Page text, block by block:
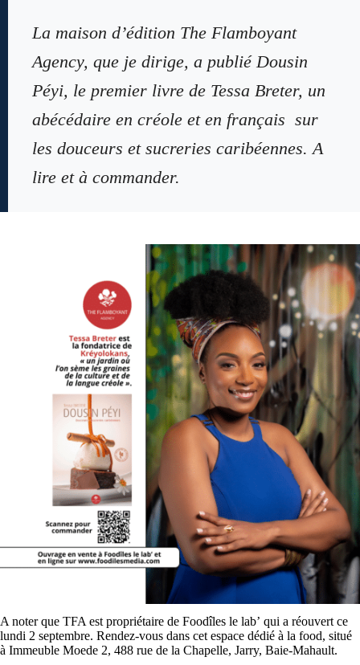
La maison d’édition The Flamboyant
Agency, que je dirige, a publiéDousin
Péyi, le premier livre de Tessa Breter, un
abécédaire en créole et en français sur
les douceurs et sucreries caribéennes. A
lire et à commander.
A noter que TFA est propriétaire de Foodîles le lab’ qui a réouvert ce
lundi 2 septembre. Rendez-vous dans cet espace dédié à la food, situé
à Immeuble Moede 2, 488 rue de la Chapelle, Jarry, Baie-Mahault.